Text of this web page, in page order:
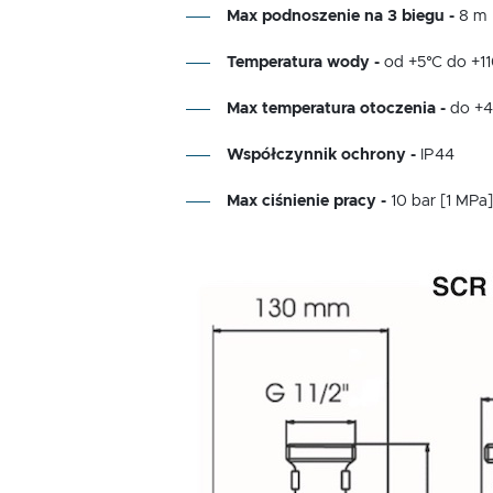
Max podnoszenie na 3 biegu - 8 m
Temperatura wody - od +5°C do
Max temperatura otoczenia - do
Współczynnik ochrony - IP44
Max ciśnienie pracy - 10 bar [1